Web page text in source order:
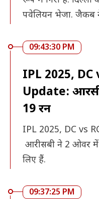
पवेलियन भेजा. जैकब
09:43:30 PM
IPL 2025, DC
Update:
19 रन
IPL 2025, DC vs
आरीसबी ने 2 ओवर में
लिए हैं.
09:37:25 PM